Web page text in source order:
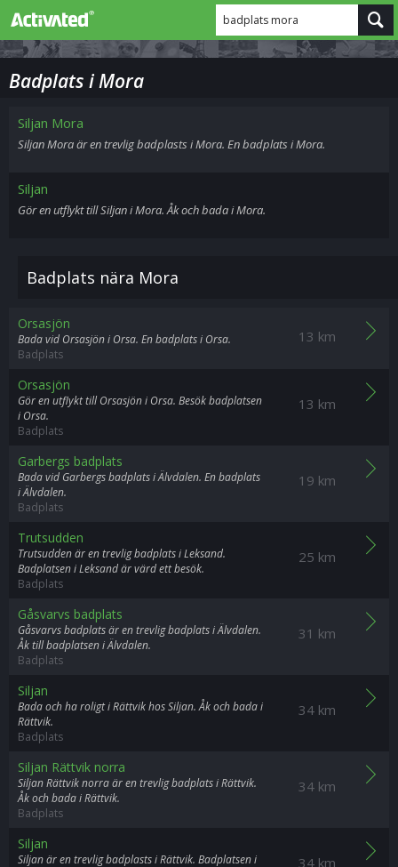
badplats mora
Badplats i Mora
Siljan Mora
Siljan Mora är en trevlig badplasts i Mora. En badplats i Mora.
Siljan
Gör en utflykt till Siljan i Mora. Åk och bada i Mora.
Badplats nära Mora
13 km
Orsasjön
Bada vid Orsasjön i Orsa. En badplats i Orsa.
Badplats
13 km
Orsasjön
Gör en utflykt till Orsasjön i Orsa. Besök badplatsen
i Orsa.
Badplats
19 km
Garbergs badplats
Bada vid Garbergs badplats i Älvdalen. En badplats
i Älvdalen.
Badplats
25 km
Trutsudden
Trutsudden är en trevlig badplats i Leksand.
Badplatsen i Leksand är värd ett besök.
Badplats
31 km
Gåsvarvs badplats
Gåsvarvs badplats är en trevlig badplats i Älvdalen.
Åk till badplatsen i Älvdalen.
Badplats
34 km
Siljan
Bada och ha roligt i Rättvik hos Siljan. Åk och bada i
Rättvik.
Badplats
34 km
Siljan Rättvik norra
Siljan Rättvik norra är en trevlig badplats i Rättvik.
Åk och bada i Rättvik.
Badplats
34 km
Siljan
Siljan är en trevlig badplasts i Rättvik. Badplatsen i